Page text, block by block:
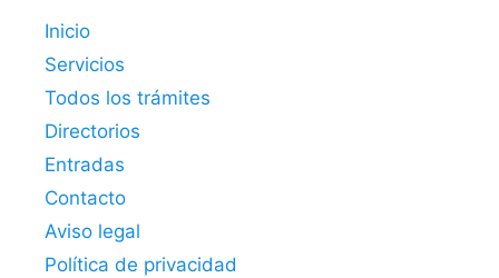
Inicio
Servicios
Todos los trámites
Directorios
Entradas
Contacto
Aviso legal
Política de privacidad